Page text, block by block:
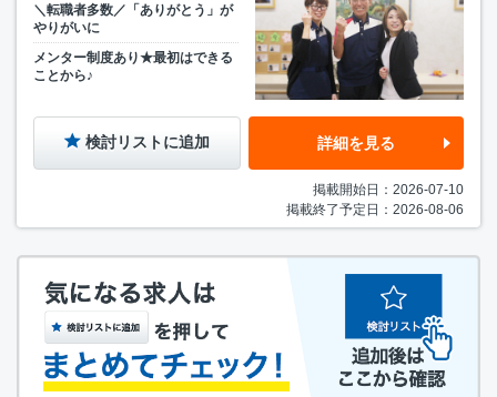
＼転職者多数／「ありがとう」が
やりがいに
メンター制度あり★最初はできる
ことから♪
検討リストに追加 詳細を見る
掲載開始日：2026-07-10
掲載終了予定日：2026-08-06